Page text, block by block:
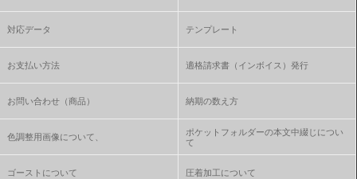
対応データ テンプレート
お支払い方法 適格請求書（インボイス）発行
お問い合わせ（商品） 納期の数え方
色調整用画像について、
ポケットフォルダーの本文中綴じについ
て
ゴーストについて 圧着加工について